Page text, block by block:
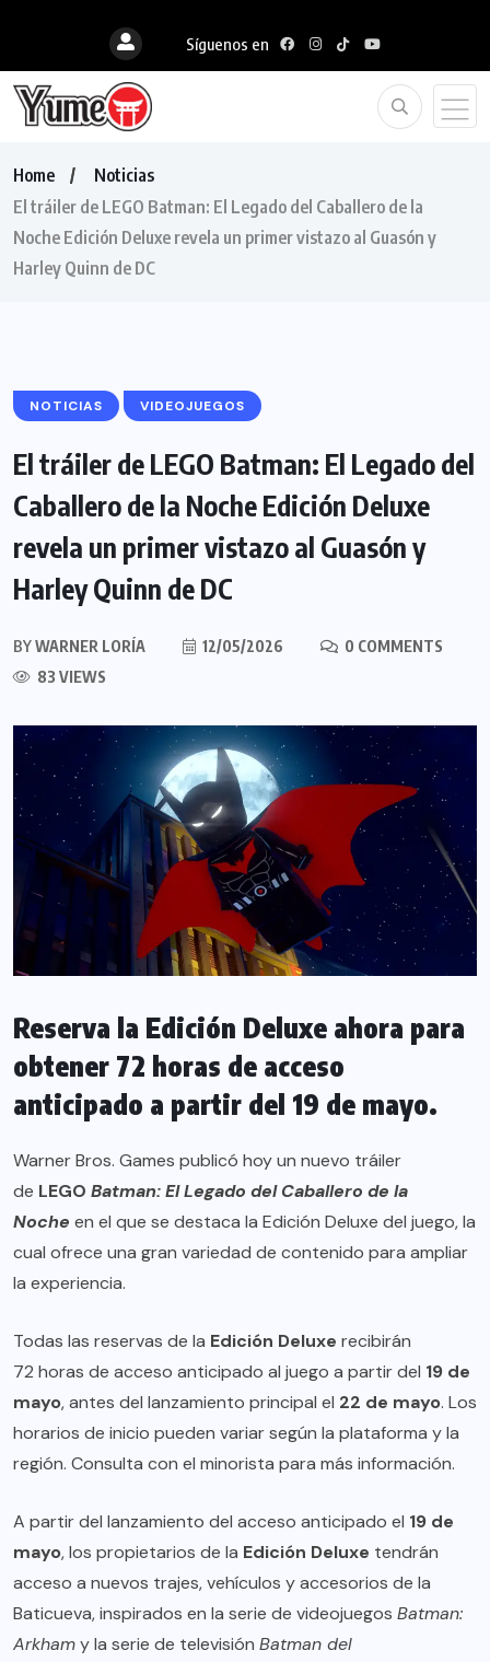
Síguenos en
Home
Noticias
El tráiler de LEGO Batman: El Legado del Caballero de la
Noche Edición Deluxe revela un primer vistazo al Guasón y
Harley Quinn de DC
NOTICIAS VIDEOJUEGOS
El tráiler de LEGO Batman: El Legado del
Caballero de la Noche Edición Deluxe
revela un primer vistazo al Guasón y
Harley Quinn de DC
BYWARNER LORÍA 12/05/2026
0 COMMENTS
83 VIEWS
Reserva la Edición Deluxe ahora para
obtener 72 horas de acceso
anticipado a partir del 19 de mayo.
Warner Bros. Games publicó hoy un nuevo tráiler
de LEGO Batman: El Legado del Caballero de la
Noche en el que se destaca la Edición Deluxe del juego, la
cual ofrece una gran variedad de contenido para ampliar
la experiencia.
Todas las reservas de la Edición Deluxe recibirán
72 horas de acceso anticipado al juego a partir del 19 de
mayo, antes del lanzamiento principal el 22 de mayo. Los
horarios de inicio pueden variar según la plataforma y la
región. Consulta con el minorista para más información.
A partir del lanzamiento del acceso anticipado el 19 de
mayo, los propietarios de la Edición Deluxe tendrán
acceso a nuevos trajes, vehículos y accesorios de la
Baticueva, inspirados en la serie de videojuegos Batman:
Arkhamy la serie de televisión Batman del